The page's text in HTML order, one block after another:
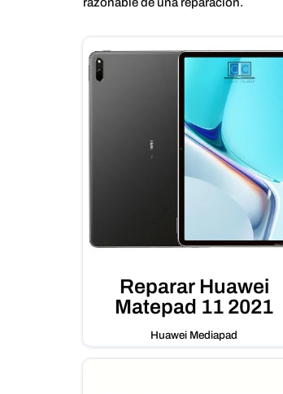
Reparar Huawei
Matepad 11 2021
Huawei Mediapad